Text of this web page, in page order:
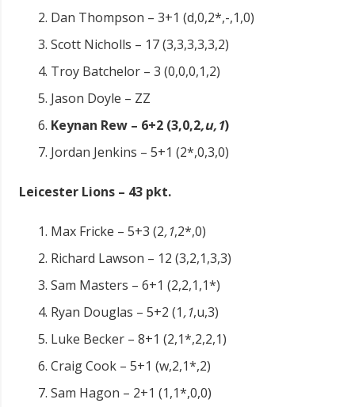
Dan Thompson – 3+1 (d,0,2*,-,1,0)
Scott Nicholls – 17 (3,3,3,3,3,2)
Troy Batchelor – 3 (0,0,0,1,2)
Jason Doyle – ZZ
Keynan Rew – 6+2 (3,0,2,u,1)
Jordan Jenkins – 5+1 (2*,0,3,0)
Leicester Lions – 43 pkt.
Max Fricke – 5+3 (2,1,2*,0)
Richard Lawson – 12 (3,2,1,3,3)
Sam Masters – 6+1 (2,2,1,1*)
Ryan Douglas – 5+2 (1,1,u,3)
Luke Becker – 8+1 (2,1*,2,2,1)
Craig Cook – 5+1 (w,2,1*,2)
Sam Hagon – 2+1 (1,1*,0,0)